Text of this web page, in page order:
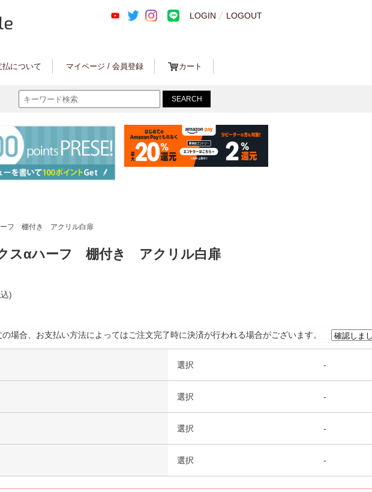
LOGIN LOGOUT
について マイページ / 会員登録 カート
ーフ 棚付き アクリル白扉
スαハーフ 棚付き アクリル白扉
)
場合、お支払い方法によってはご注文完了時に決済が行われる場合がございます。
選択 -
選択 -
選択 -
選択 -